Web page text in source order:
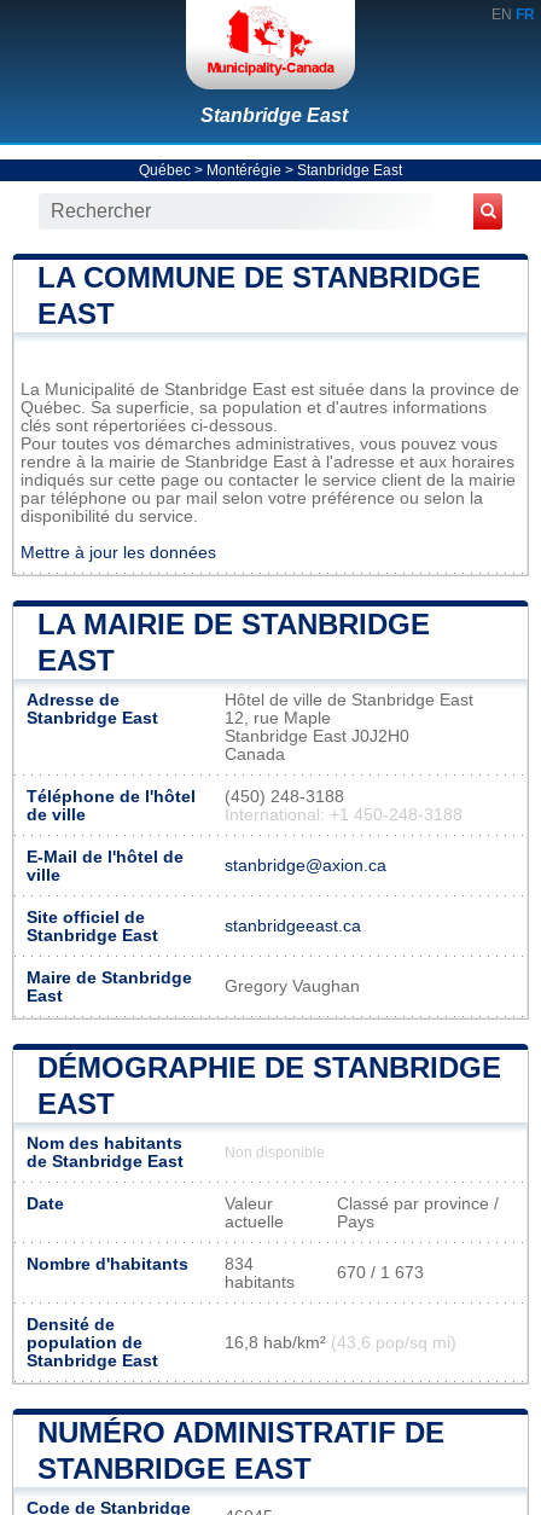
EN FR
Stanbridge East
Québec > Montérégie > Stanbridge East
LA COMMUNE DE STANBRIDGE
EAST
La Municipalité de Stanbridge East est située dans la province de
Québec. Sa superficie, sa population et d'autres informations
clés sont répertoriées ci-dessous.
Pour toutes vos démarches administratives, vous pouvez vous
rendre à la mairie de Stanbridge East à l'adresse et aux horaires
indiqués sur cette page ou contacter le service client de la mairie
par téléphone ou par mail selon votre préférence ou selon la
disponibilité du service.
Mettre à jour les données
LA MAIRIE DE STANBRIDGE
EAST
Adresse de
Stanbridge East
Hôtel de ville de Stanbridge East
12, rue Maple
Stanbridge East J0J2H0
Canada
Téléphone de l'hôtel
de ville
(450) 248-3188
International: +1 450-248-3188
E-Mail de l'hôtel de
ville
stanbridge@axion.ca
Site officiel de
Stanbridge East
stanbridgeeast.ca
Maire de Stanbridge
East
Gregory Vaughan
DÉMOGRAPHIE DE STANBRIDGE
EAST
Nom des habitants
de Stanbridge East
Non disponible
Date
Valeur
actuelle
Classé par province /
Pays
Nombre d'habitants
834
habitants
670 / 1 673
Densité de
population de
Stanbridge East
16,8 hab/km² (43,6 pop/sq mi)
NUMÉRO ADMINISTRATIF DE
STANBRIDGE EAST
Code de Stanbridge